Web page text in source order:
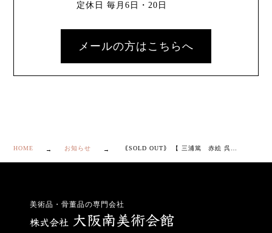
定休日 毎月6日・20日
メールの方はこちらへ
HOME お知らせ
美術品・骨董品の専門会社